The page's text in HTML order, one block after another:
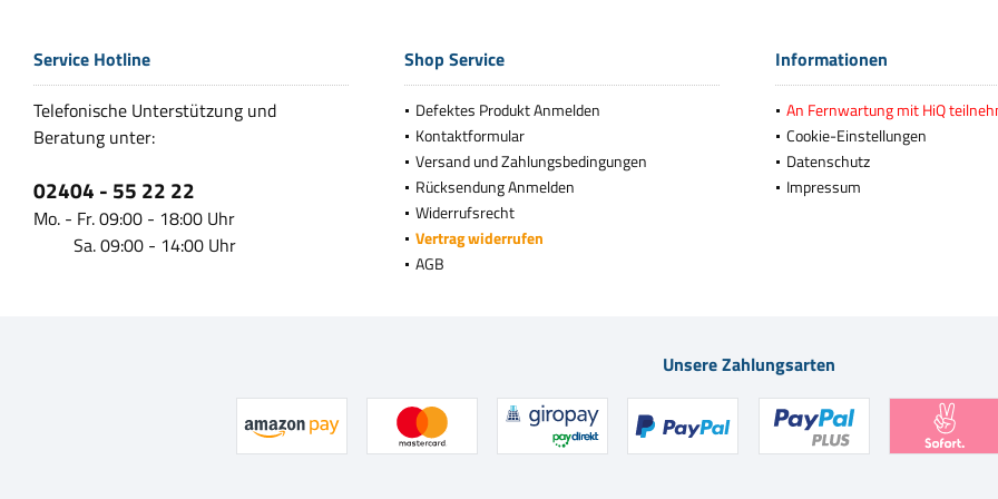
Service Hotline
Telefonische Unterstützung und
Beratung unter:
02404 - 55 22 22
Mo. - Fr. 09:00 - 18:00 Uhr
Sa. 09:00 - 14:00 Uhr
Shop Service
Defektes Produkt Anmelden
Kontaktformular
Versand und Zahlungsbedingungen
Rücksendung Anmelden
Widerrufsrecht
Vertrag widerrufen
AGB
Informationen
An Fernwartung mit HiQ
Cookie-Einstellungen
Datenschutz
Impressum
Unsere Zahlungsarten